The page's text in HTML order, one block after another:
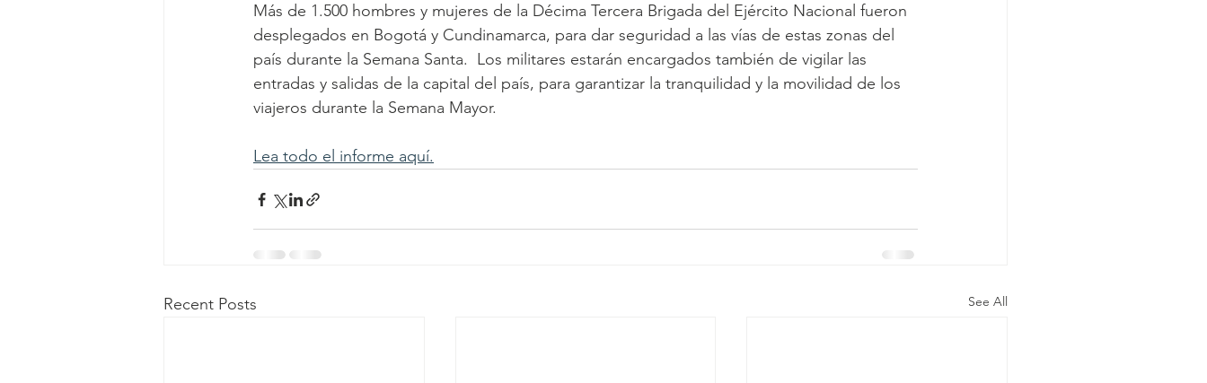
Más de 1.500 hombres y mujeres de la Décima Tercera Brigada del Ejército Nacional fueron
desplegados en Bogotá y Cundinamarca, para dar seguridad a las vías de estas zonas del
país durante la Semana Santa.  Los militares estarán encargados también de vigilar las
entradas y salidas de la capital del país, para garantizar la tranquilidad y la movilidad de los
viajeros durante la Semana Mayor.
Lea todo el informe aquí.
Recent Posts See All